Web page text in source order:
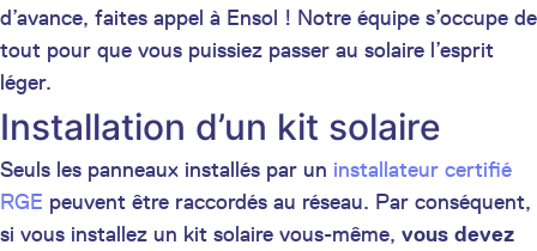
d’avance, faites appel à Ensol ! Notre équipe s’occupe de
tout pour que vous puissiez passer au solaire l’esprit
léger.
Installation d’un kit solaire
Seuls les panneaux installés par un installateur certifié
RGE peuvent être raccordés au réseau. Par conséquent,
si vous installez un kit solaire vous-même, vous devez